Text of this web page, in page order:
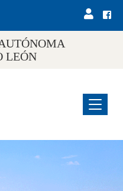
LEÓN
Menu